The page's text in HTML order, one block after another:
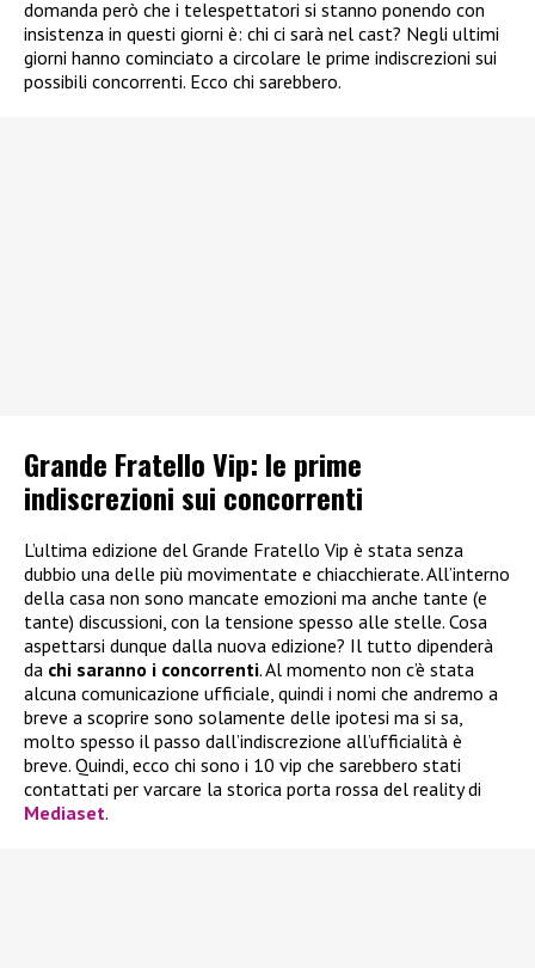
domanda però che i telespettatori si stanno ponendo con
insistenza in questi giorni è: chi ci sarà nel cast? Negli ultimi
giorni hanno cominciato a circolare le prime indiscrezioni sui
possibili concorrenti. Ecco chi sarebbero.
Grande Fratello Vip: le prime
indiscrezioni sui concorrenti
L’ultima edizione del Grande Fratello Vip è stata senza
dubbio una delle più movimentate e chiacchierate. All’interno
della casa non sono mancate emozioni ma anche tante (e
tante) discussioni, con la tensione spesso alle stelle. Cosa
aspettarsi dunque dalla nuova edizione? Il tutto dipenderà
da chi saranno i concorrenti. Al momento non c’è stata
alcuna comunicazione ufficiale, quindi i nomi che andremo a
breve a scoprire sono solamente delle ipotesi ma si sa,
molto spesso il passo dall’indiscrezione all’ufficialità è
breve. Quindi, ecco chi sono i 10 vip che sarebbero stati
contattati per varcare la storica porta rossa del reality di
Mediaset.